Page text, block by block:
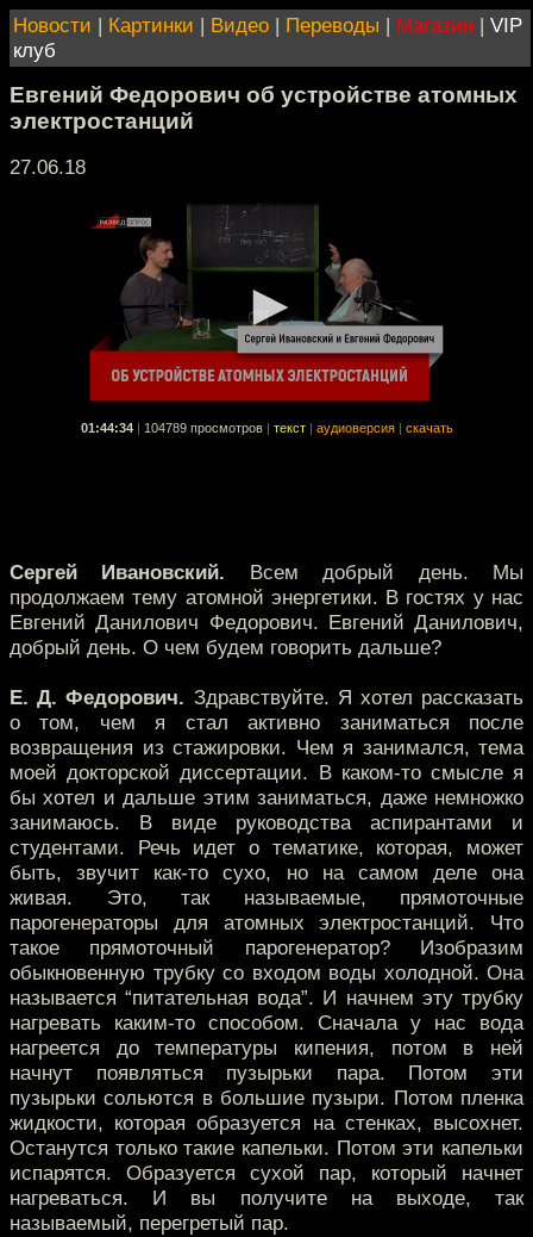
Новости | Картинки | Видео | Переводы | Магазин | VIP
клуб
Евгений Федорович об устройстве атомных
электростанций
27.06.18
01:44:34 104789 просмотров текст аудиоверсия скачать
Сергей Ивановский. Всем добрый день. Мы
продолжаем тему атомной энергетики. В гостях у нас
Евгений Данилович Федорович. Евгений Данилович,
добрый день. О чем будем говорить дальше?
Е. Д. Федорович. Здравствуйте. Я хотел рассказать
о том, чем я стал активно заниматься после
возвращения из стажировки. Чем я занимался, тема
моей докторской диссертации. В каком-то смысле я
бы хотел и дальше этим заниматься, даже немножко
занимаюсь. В виде руководства аспирантами и
студентами. Речь идет о тематике, которая, может
быть, звучит как-то сухо, но на самом деле она
живая. Это, так называемые, прямоточные
парогенераторы для атомных электростанций. Что
такое прямоточный парогенератор? Изобразим
обыкновенную трубку со входом воды холодной. Она
называется “питательная вода”. И начнем эту трубку
нагревать каким-то способом. Сначала у нас вода
нагреется до температуры кипения, потом в ней
начнут появляться пузырьки пара. Потом эти
пузырьки сольются в большие пузыри. Потом пленка
жидкости, которая образуется на стенках, высохнет.
Останутся только такие капельки. Потом эти капельки
испарятся. Образуется сухой пар, который начнет
нагреваться. И вы получите на выходе, так
называемый, перегретый пар.